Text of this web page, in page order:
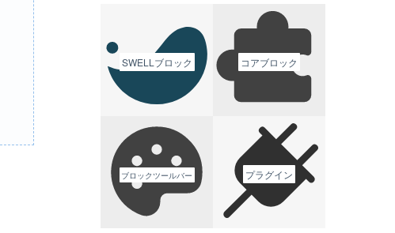
SWELLブロック コアブロック
ブロックツールバー プラグイン